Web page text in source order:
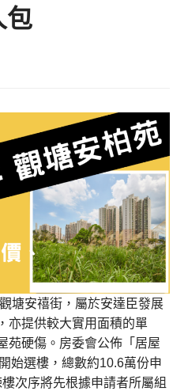
包
塘安禧街，屬於安達臣發展
亦提供較大實用面積的單
苑硬傷。房委會公佈「居屋
始選樓，總數約10.6萬份申
次序將先根據申請者所屬組